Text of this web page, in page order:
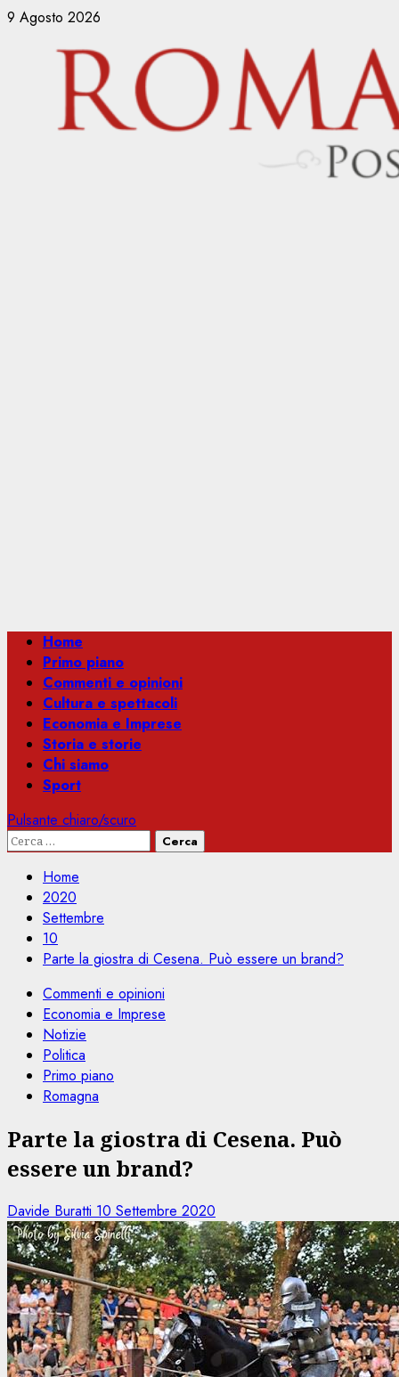
Vai
contenuto
9 Agosto 2026
Menu
principale
Home
Primo piano
Commenti e opinioni
Cultura e spettacoli
Economia e Imprese
Storia e storie
Chi siamo
Sport
Pulsante chiaro/scuro
Ricerca
Home
2020
Settembre
10
Parte la giostra di Cesena. Può essere un brand?
Commenti e opinioni
Economia e Imprese
Notizie
Politica
Primo piano
Romagna
Parte la giostra di Cesena. Può
essere un brand?
Davide Buratti 10 Settembre 2020